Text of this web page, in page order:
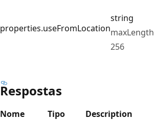
properties.useFromLocation
string
256
Respostas
Nome Tipo Description